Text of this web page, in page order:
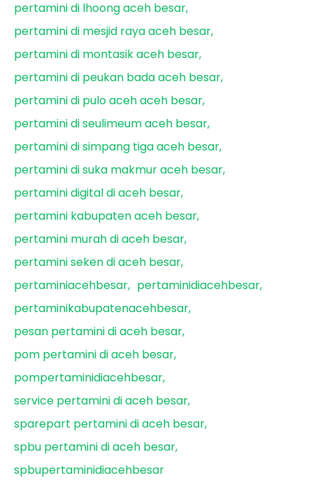
pertamini di lhoong aceh besar
pertamini di mesjid raya aceh besar
pertamini di montasik aceh besar
pertamini di peukan bada aceh besar
pertamini di pulo aceh aceh besar
pertamini di seulimeum aceh besar
pertamini di simpang tiga aceh besar
pertamini di suka makmur aceh besar
pertamini digital di aceh besar
pertamini kabupaten aceh besar
pertamini murah di aceh besar
pertamini seken di aceh besar
pertaminiacehbesar
pertaminidiacehbesar
pertaminikabupatenacehbesar
pesan pertamini di aceh besar
pom pertamini di aceh besar
pompertaminidiacehbesar
service pertamini di aceh besar
sparepart pertamini di aceh besar
spbu pertamini di aceh besar
spbupertaminidiacehbesar